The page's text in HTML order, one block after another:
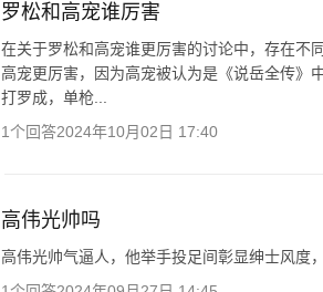
罗松和高宠谁厉害
在关于罗松和高宠谁更厉害的讨论中，存在不
高宠更厉害，因为高宠被认为是《说岳全传》
打罗成，单枪...
1个回答2024年10月02日 17:40
高伟光帅吗
高伟光帅气逼人，他举手投足间彰显绅士风度